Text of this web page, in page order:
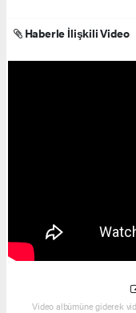
Haberle İlişkili Video
Video albümüne giderek